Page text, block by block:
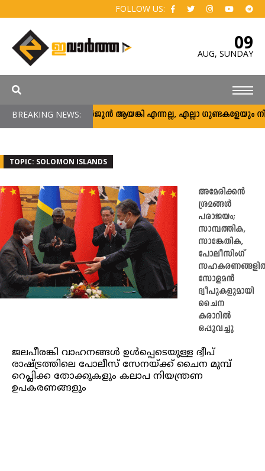
FOLLOW US:
09
AUG, SUNDAY
BREAKING NEWS:അര്‍ജുന്‍ ആയങ്കി എന്നല്ല, എല്ലാ ഗുണ്ടകളേയും
TOPIC: SOLOMON ISLANDS
അമേരിക്കൻ
ശ്രമങ്ങൾ
പരാജയം;
സാമ്പത്തിക,
സാങ്കേതിക,
പോലീസിംഗ്
സോളമൻ
ദ്വീപുകളുമായി
ചൈന
കരാറിൽ
ഒപ്പുവച്ചു
ജലപീരങ്കി വാഹനങ്ങൾ ഉൾപ്പെടെയുള്ള ദ്വീപ്
രാഷ്ട്രത്തിലെ പോലീസ് സേനയ്ക്ക് ചൈന മുമ്പ്
റെപ്ലിക്ക തോക്കുകളും കലാപ നിയന്ത്രണ
ഉപകരണങ്ങളും